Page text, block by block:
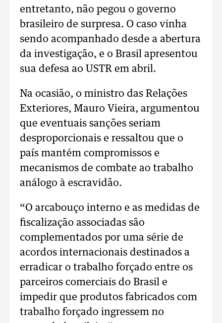
entretanto, não pegou o governo
brasileiro de surpresa. O caso vinha
sendo acompanhado desde a abertura
da investigação, e o Brasil apresentou
sua defesa ao USTR em abril.
Na ocasião, o ministro das Relações
Exteriores, Mauro Vieira, argumentou
que eventuais sanções seriam
desproporcionais e ressaltou que o
país mantém compromissos e
mecanismos de combate ao trabalho
análogo à escravidão.
“O arcabouço interno e as medidas de
fiscalização associadas são
complementados por uma série de
acordos internacionais destinados a
erradicar o trabalho forçado entre os
parceiros comerciais do Brasil e
impedir que produtos fabricados com
trabalho forçado ingressem no